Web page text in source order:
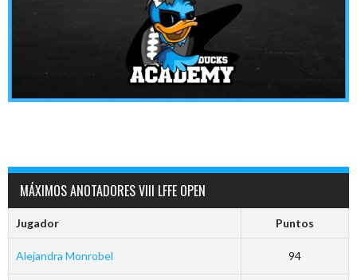
MÁXIMOS ANOTADORES VIII LFFE OPEN
Jugador Puntos
Alejandra Monrobel 94